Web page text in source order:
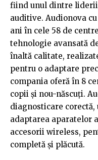
fiind unul dintre
auditive. Audionova
ani în cele 58 de
tehnologie avansată
înaltă calitate,
pentru o adaptare
compania oferă în 8
copii și nou-născuți.
diagnosticare
adaptarea aparatelor
accesorii wireless,
completă și plăcută.